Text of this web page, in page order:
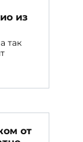
из
так
от